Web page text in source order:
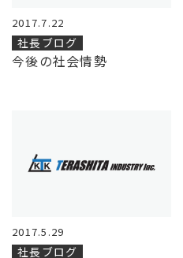
2017.7.22
社長ブログ
今後の社会情勢
2017.5.29
社長ブログ